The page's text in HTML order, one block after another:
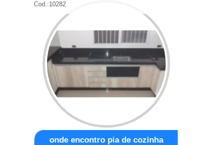
Cod.:10282
onde encontro pia de cozinha